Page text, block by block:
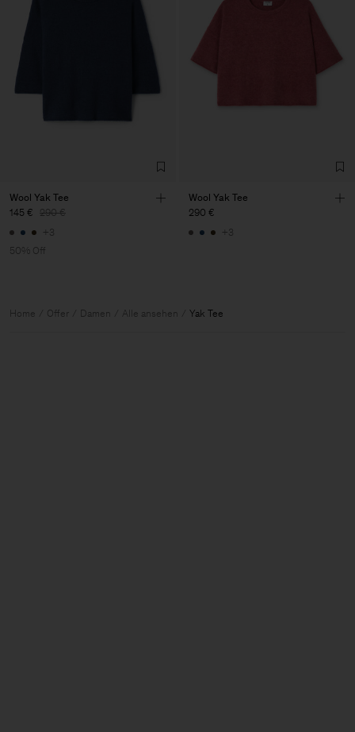
Wool Yak Tee
145 € 290 €
+3
50% Off
Wool Yak Tee
290 €
+3
Home Offer Damen Alle ansehen Yak Tee